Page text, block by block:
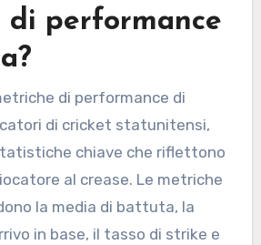
di performance
di performance di
di cricket statunitensi,
chiave che riflettono
al crease. Le metriche
la media di battuta, la
in base, il tasso di strike e